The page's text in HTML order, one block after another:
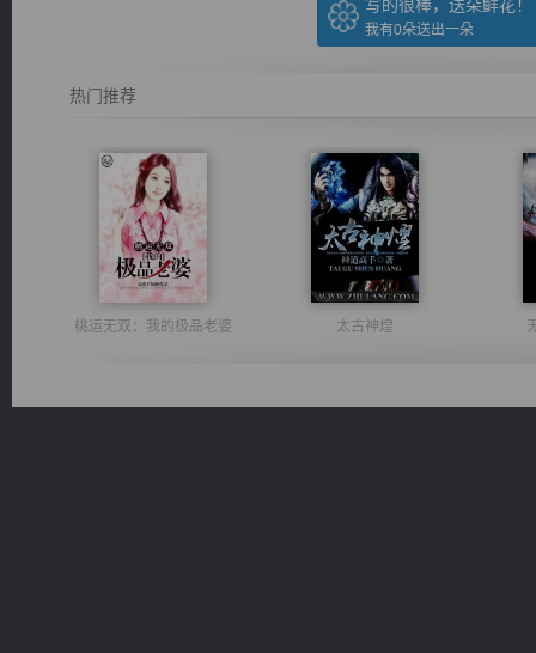
写的很棒，送朵鲜花！
我有0朵送出一朵
热门推荐
桃运无双：我的极品老婆 太古神煌